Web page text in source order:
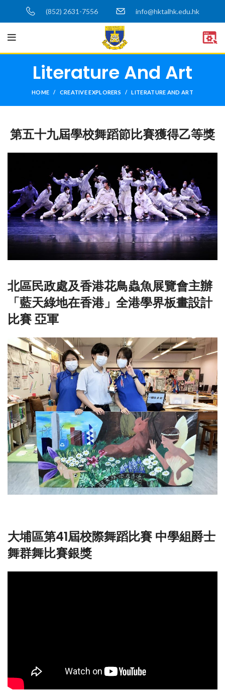
(852) 2631-7556 info@hktalhk.edu.hk
Literature And Art
HOME CREATIVE EXPLORERS LITERATURE AND ART
第五十九屆學校舞蹈節比賽獲得乙等獎
北區民政處及香港花鳥蟲魚展覽會主辦
「藍天綠地在香港」全港學界板畫設計
比賽 亞軍
大埔區第41屆校際舞蹈比賽 中學組爵士
舞群舞比賽銀獎